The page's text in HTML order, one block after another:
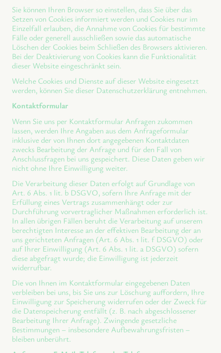
Sie können Ihren Browser so einstellen, dass Sie über das
Setzen von Cookies informiert werden und Cookies nur im
Einzelfall erlauben, die Annahme von Cookies für bestimmte
Fälle oder generell ausschließen sowie das automatische
Löschen der Cookies beim Schließen des Browsers aktivieren.
Bei der Deaktivierung von Cookies kann die Funktionalität
dieser Website eingeschränkt sein.
Welche Cookies und Dienste auf dieser Website eingesetzt
werden, können Sie dieser Datenschutzerklärung entnehmen.
Kontaktformular
Wenn Sie uns per Kontaktformular Anfragen zukommen
lassen, werden Ihre Angaben aus dem Anfrageformular
inklusive der von Ihnen dort angegebenen Kontaktdaten
zwecks Bearbeitung der Anfrage und für den Fall von
Anschlussfragen bei uns gespeichert. Diese Daten geben wir
nicht ohne Ihre Einwilligung weiter.
Die Verarbeitung dieser Daten erfolgt auf Grundlage von
Art. 6 Abs. 1 lit. b DSGVO, sofern Ihre Anfrage mit der
Erfüllung eines Vertrags zusammenhängt oder zur
Durchführung vorvertraglicher Maßnahmen erforderlich ist.
In allen übrigen Fällen beruht die Verarbeitung auf unserem
berechtigten Interesse an der effektiven Bearbeitung der an
uns gerichteten Anfragen (Art. 6 Abs. 1 lit. f DSGVO) oder
auf Ihrer Einwilligung (Art. 6 Abs. 1 lit. a DSGVO) sofern
diese abgefragt wurde; die Einwilligung ist jederzeit
widerrufbar.
Die von Ihnen im Kontaktformular eingegebenen Daten
verbleiben bei uns, bis Sie uns zur Löschung auffordern, Ihre
Einwilligung zur Speicherung widerrufen oder der Zweck für
die Datenspeicherung entfällt (z. B. nach abgeschlossener
Bearbeitung Ihrer Anfrage). Zwingende gesetzliche
Bestimmungen – insbesondere Aufbewahrungsfristen –
bleiben unberührt.